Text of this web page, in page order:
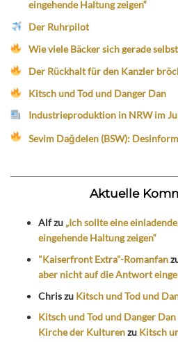
eingehende Haltung zeigen“
Der Ruhrpilot
Wie viele Bäcker sich gerade
Der Rückhalt für den Kanzler
Kitsch und Tod und Danger Dan
Industrieproduktion in NRW im
Sevim Dağdelen (BSW):
Aktuelle
Alfzu „Ich sollte eine
eingehende Haltung zeigen“
"Kaiserfront Extra"-Romanfan
aber nicht auf die Antwort
Chriszu Kitsch und Tod und
Kitsch und Tod und Danger
Kirche der Kulturenzu Kitsch